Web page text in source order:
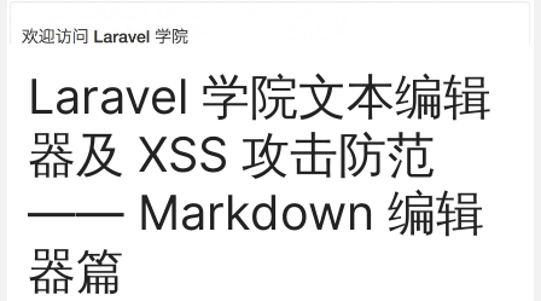
Laravel 学院文本编辑
器及 XSS 攻击防范
—— Markdown 编辑
器篇